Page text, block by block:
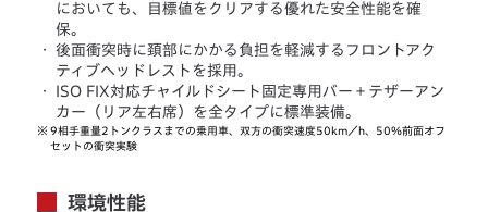
においても、目標値をクリアする優れた安全性能を確
保。
・
後面衝突時に頚部にかかる負担を軽減するフロントアク
ティブヘッドレストを採用。
・
ISO FIX対応チャイルドシート固定専用バー＋テザーアン
カー（リア左右席）を全タイプに標準装備。
※ 9相手重量2トンクラスまでの乗用車、双方の衝突速度50km／h、50％前面オフ
セットの衝突実験
環境性能